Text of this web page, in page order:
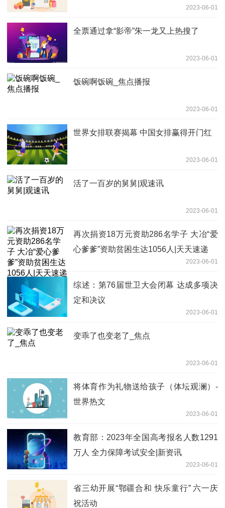
2023-06-01
全票通过拿“影帝”朱一龙又上热搜了
2023-06-01
饭碗啊饭碗_焦点播报
2023-06-01
世界女排联赛揭幕 中国女排赢得开门红
2023-06-01
活了一百岁的舅舅|观速讯
2023-06-01
再次捐资18万元资助286名学子 大冶“爱
心爹爹”资助贫困生达1056人|天天速递
2023-06-01
综述：第76届世卫大会闭幕 达成多项决
定和决议
2023-06-01
变乖了也变老了_焦点
2023-06-01
将体育作为礼物送给孩子（体坛观澜）-
世界热文
2023-06-01
教育部：2023年全国高考报名人数1291
万人 全力保障考试安全|新资讯
2023-06-01
省三幼开展“鄂疆合和 快乐童行” 六一庆
祝活动